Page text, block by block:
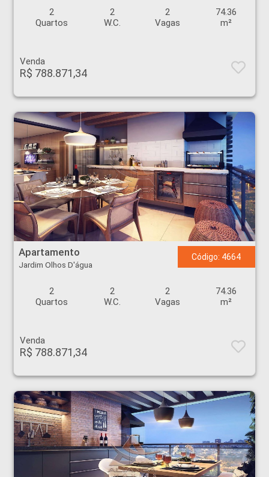
2
Quartos
2
W.C.
2
Vagas
74.36
m²
Venda
R$ 788.871,34
Apartamento - Jardim Olhos D'água - Ribeirão Preto
Apartamento
Jardim Olhos D'água
Código: 4664
2
Quartos
2
W.C.
2
Vagas
74.36
m²
Venda
R$ 788.871,34